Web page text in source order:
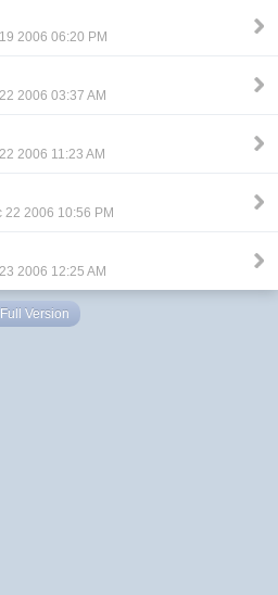
2006 06:20 PM
2006 03:37 AM
2006 11:23 AM
22 2006 10:56 PM
2006 12:25 AM
Full Version